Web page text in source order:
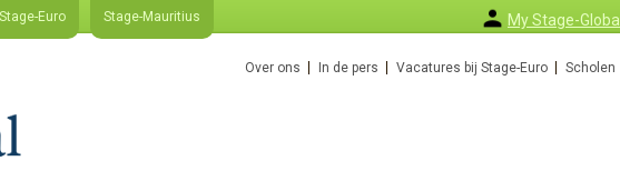
Stage-Euro Stage-Mauritius My Stage-Global
Over ons In de pers Vacatures bij Stage-Euro Scholen